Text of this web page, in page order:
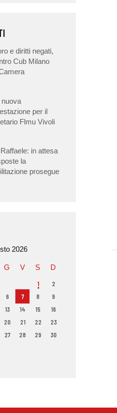
e diritti negati,
Cub Milano
nuova
per il
Flmu Vivoli
in attesa
la
prosegue
2026
G V S D
1
2
6 7 8
9
13 14 15
16
20 21 22
23
27 28 29
30